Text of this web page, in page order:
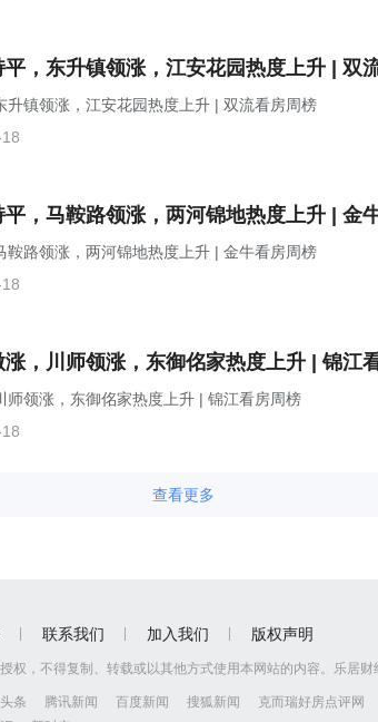
，东升镇领涨，江安花园热度上升 | 双
升镇领涨，江安花园热度上升 | 双流看房周榜
，马鞍路领涨，两河锦地热度上升 | 金
鞍路领涨，两河锦地热度上升 | 金牛看房周榜
，川师领涨，东御佲家热度上升 | 锦江
师领涨，东御佲家热度上升 | 锦江看房周榜
查看更多
联系我们 加入我们 版权声明
权，不得复制、转载或以其他方式使用本网站的内容。乐居
条 腾讯新闻 百度新闻 搜狐新闻 克而瑞好房点评网